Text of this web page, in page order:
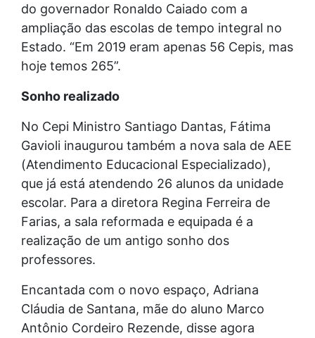
do governador Ronaldo Caiado com a
ampliação das escolas de tempo integral no
Estado. “Em 2019 eram apenas 56 Cepis, mas
hoje temos 265”.
Sonho realizado
No Cepi Ministro Santiago Dantas, Fátima
Gavioli inaugurou também a nova sala de AEE
(Atendimento Educacional Especializado),
que já está atendendo 26 alunos da unidade
escolar. Para a diretora Regina Ferreira de
Farias, a sala reformada e equipada é a
realização de um antigo sonho dos
professores.
Encantada com o novo espaço, Adriana
Cláudia de Santana, mãe do aluno Marco
Antônio Cordeiro Rezende, disse agora